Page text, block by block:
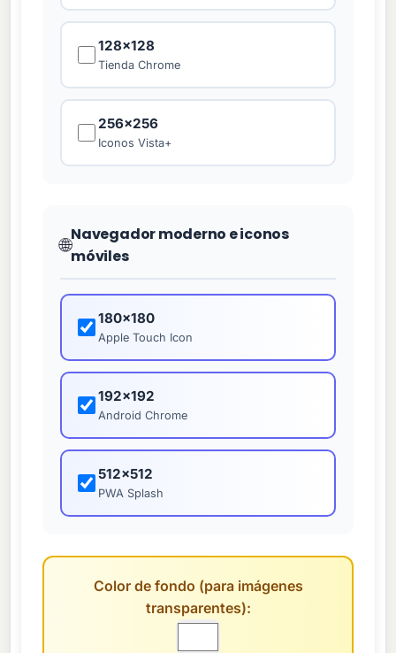
128×128
Tienda Chrome
256×256
Iconos Vista+
🌐
Navegador moderno e iconos
móviles
180×180
Apple Touch Icon
192×192
Android Chrome
512×512
PWA Splash
Color de fondo (para imágenes
transparentes):